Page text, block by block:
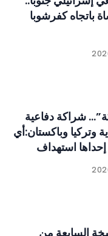
باتجاه كفرشوبا
شراكة دفاعية
وتركيا وباكستان:أي
استهداف
السابعة من